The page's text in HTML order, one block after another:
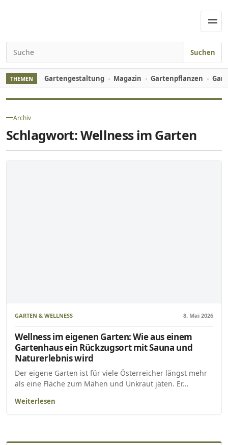
Search for:
Suchen
THEMEN Gartengestaltung Magazin Gartenpflanzen
Archiv
Schlagwort:Wellness im Garten
GARTEN & WELLNESS 8. Mai 2026
Wellness im eigenen Garten: Wie aus einem
Gartenhaus ein Rückzugsort mit Sauna und
Naturerlebnis wird
Der eigene Garten ist für viele Österreicher längst mehr
als eine Fläche zum Mähen und Unkraut jäten. Er…
Weiterlesen